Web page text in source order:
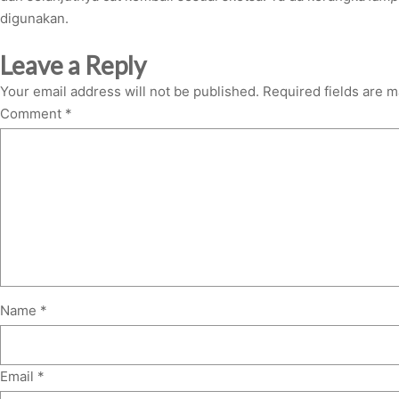
digunakan.
Leave a Reply
Your email address will not be published. Required fields are
Comment *
Name *
Email *